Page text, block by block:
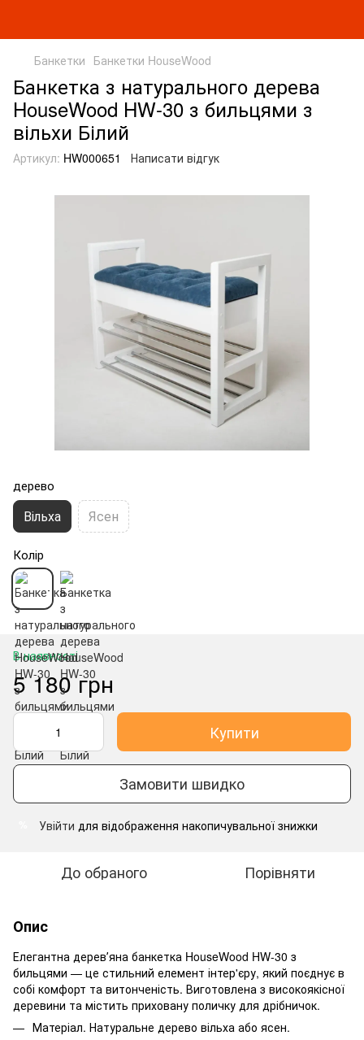
Банкетки Банкетки HouseWood
Банкетка з натурального дерева
HouseWood HW-30 з бильцями з
вільхи Білий
Артикул: HW000651 Написати відгук
дерево
Вільха Ясен
Колір
В наявності
5 180 грн
Купити
Замовити швидко
Увійти для відображення накопичувальної знижки
До обраного Порівняти
Опис
Елегантна деревʼяна банкетка HouseWood HW-30 з
бильцями — це стильний елемент інтер'єру, який поєднує в
собі комфорт та витонченість. Виготовлена з високоякісної
деревини та містить приховану поличку для дрібничок.
Матеріал. Натуральне дерево вільха або ясен.